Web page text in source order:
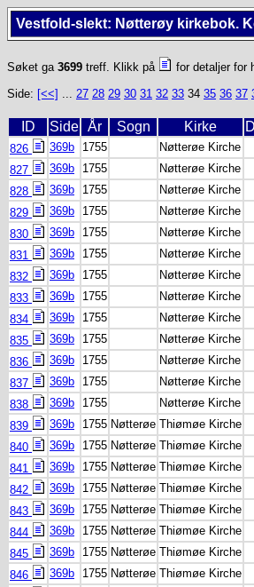
Vestfold-slekt: Nøtterøy kirkebok.
Søket ga 3699 treff. Klikk på
for detaljer for
Side: [<<] ... 27 28 29 30 31 32 33 34 35 36 37
ID Side År Sogn Kirke
826 369b 1755 Nøtterøe Kirche
827
369b 1755 Nøtterøe Kirche
828
369b 1755 Nøtterøe Kirche
829
369b 1755 Nøtterøe Kirche
830
369b 1755 Nøtterøe Kirche
831
369b 1755 Nøtterøe Kirche
832
369b 1755 Nøtterøe Kirche
833
369b 1755 Nøtterøe Kirche
834
369b 1755 Nøtterøe Kirche
835
369b 1755 Nøtterøe Kirche
836
369b 1755 Nøtterøe Kirche
837
369b 1755 Nøtterøe Kirche
838
369b 1755 Nøtterøe Kirche
839
369b 1755 Nøtterøe Thiømøe Kirche
840
369b 1755 Nøtterøe Thiømøe Kirche
841
369b 1755 Nøtterøe Thiømøe Kirche
842
369b 1755 Nøtterøe Thiømøe Kirche
843
369b 1755 Nøtterøe Thiømøe Kirche
844
369b 1755 Nøtterøe Thiømøe Kirche
845
369b 1755 Nøtterøe Thiømøe Kirche
846
369b 1755 Nøtterøe Thiømøe Kirche